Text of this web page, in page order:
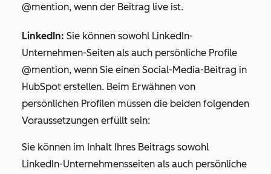
@mention, wenn der Beitrag live ist.
LinkedIn: Sie können sowohl LinkedIn-
Unternehmen-Seiten als auch persönliche Profile
@mention, wenn Sie einen Social-Media-Beitrag in
HubSpot erstellen. Beim Erwähnen von
persönlichen Profilen müssen die beiden folgenden
Voraussetzungen erfüllt sein:
Sie können im Inhalt Ihres Beitrags sowohl
LinkedIn-Unternehmensseiten als auch persönliche